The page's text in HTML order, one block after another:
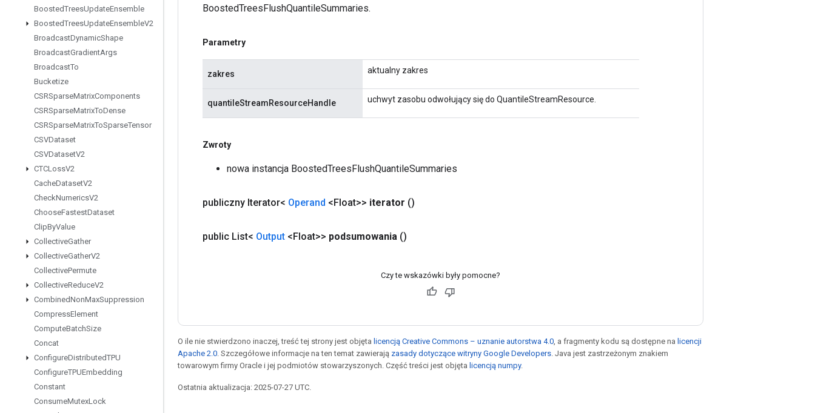
BoostedTreesUpdateEnsemble
BoostedTreesUpdateEnsembleV2
BroadcastDynamicShape
BroadcastGradientArgs
BroadcastTo
Bucketize
CSRSparseMatrixComponents
CSRSparseMatrixToDense
CSRSparseMatrixToSparseTensor
CSVDataset
CSVDatasetV2
CTCLossV2
CacheDatasetV2
CheckNumericsV2
ChooseFastestDataset
ClipByValue
CollectiveGather
CollectiveGatherV2
CollectivePermute
CollectiveReduceV2
CombinedNonMaxSuppression
CompressElement
ComputeBatchSize
Concat
ConfigureDistributedTPU
ConfigureTPUEmbedding
Constant
ConsumeMutexLock
BoostedTreesFlushQuantileSummaries.
Parametry
zakres aktualny zakres
quantileStreamResourceHandle uchwyt zasobu odwołujący się do QuantileStreamResource.
Zwroty
nowa instancja BoostedTreesFlushQuantileSummaries
publiczny Iterator< Operand <Float>> iterator ()
public List< Output <Float>> podsumowania ()
Czy te wskazówki były pomocne?
O ile nie stwierdzono inaczej, treść tej strony jest objęta licencją Creative Commons – uznanie autorstwa 4.0 , a fragmenty kodu są dostępne na licencji
Apache 2.0 . Szczegółowe informacje na ten temat zawierają zasady dotyczące witryny Google Developers . Java jest zastrzeżonym znakiem
towarowym firmy Oracle i jej podmiotów stowarzyszonych. Część treści jest objęta licencją numpy.
Ostatnia aktualizacja: 2025-07-27 UTC.